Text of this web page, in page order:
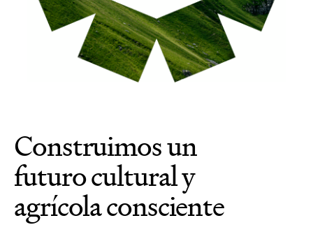
Construimos un
futuro cultural y
agrícola consciente